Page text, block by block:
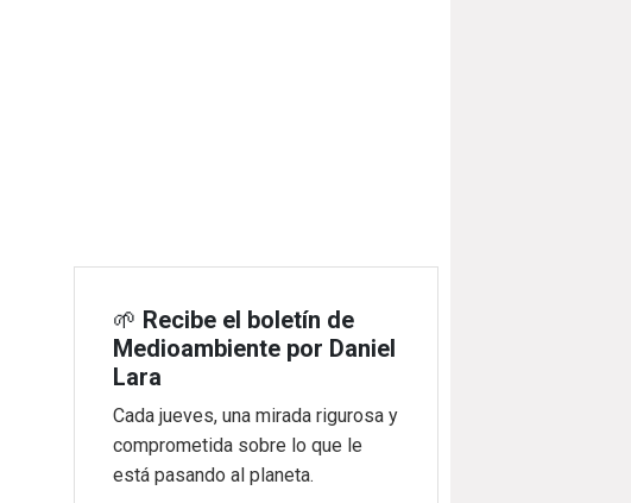
🌱 Recibe el boletín de
Medioambiente por Daniel
Lara
Cada jueves, una mirada rigurosa y
comprometida sobre lo que le
está pasando al planeta.